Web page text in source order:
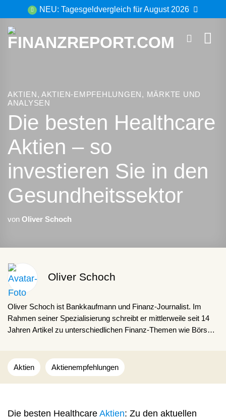
Inhalt
springen
NEU: Tagesgeldvergleich für August 2026
AKTIEN, AKTIEN-EMPFEHLUNGEN, MÄRKTE UND
ANALYSEN
Die besten Healthcare
Aktien – so
investieren Sie in den
Gesundheitssektor
von Oliver Schoch
Oliver Schoch
Oliver Schoch ist Bankkaufmann und Finanz-Journalist. Im
Rahmen seiner Spezialisierung schreibt er mittlerweile seit 14
Jahren Artikel zu unterschiedlichen Finanz-Themen wie Börse,
und zeigt, wie interessant und alltäglich das Thema Finanzen in
der Praxis ist.
Aktien Aktienempfehlungen
Die besten Healthcare Aktien: Zu den aktuellen